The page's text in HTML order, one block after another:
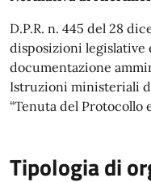
D.P.R. n. 445 del 28
disposizioni legislative
documentazione
Istruzioni ministeriali
“Tenuta del Protocollo
Tipologia di